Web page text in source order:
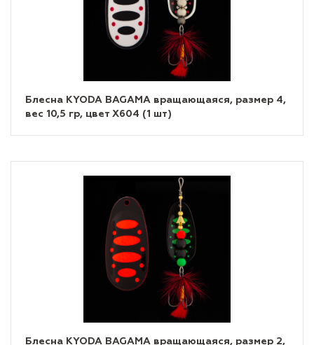
Блесна KYODA BAGAMA вращающаяся, размер 4,
вес 10,5 гр, цвет X604 (1 шт)
Блесна KYODA BAGAMA вращающаяся, размер 2,